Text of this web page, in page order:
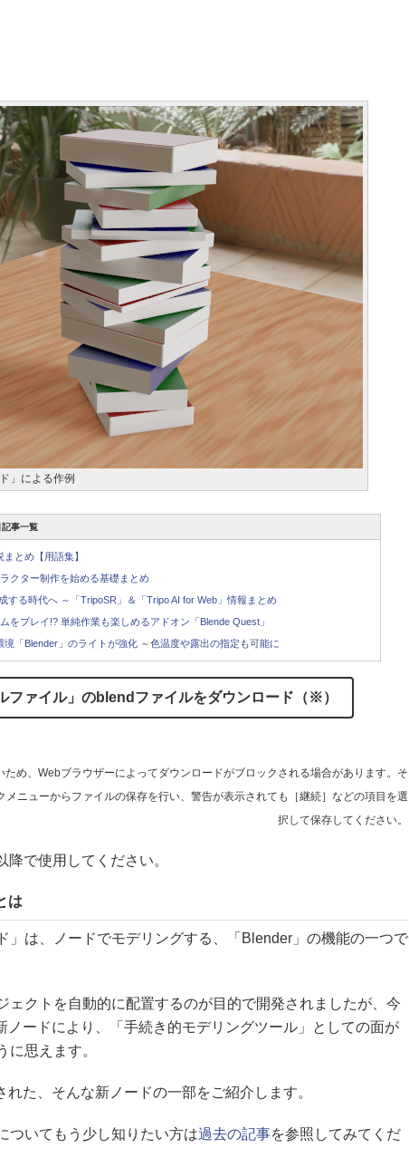
」による作例
記事一覧
とめ【用語集】
ラクター制作を始める基礎まとめ
する時代へ ～「TripoSR」＆「Tripo AI for Web」情報まとめ
ムをプレイ!? 単純作業も楽しめるアドオン「Blende Quest」
境「Blender」のライトが強化 ～色温度や露出の指定も可能に
ファイル」のblendファイルをダウンロード（※）
め、Webブラウザーによってダウンロードがブロックされる場合があります。そ
メニューからファイルの保存を行い、警告が表示されても［継続］などの項目を選
択して保存してください。
で使用してください。
は
は、ノードでモデリングする、「Blender」の機能の一つで
クトを自動的に配置するのが目的で開発されましたが、今
ノードにより、「手続き的モデリングツール」としての面が
に思えます。
た、そんな新ノードの一部をご紹介します。
ついてもう少し知りたい方は過去の記事を参照してみてくだ